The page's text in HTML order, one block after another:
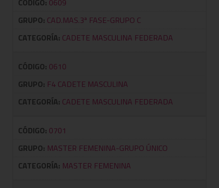
CÓDIGO: 0609
GRUPO: CAD.MAS.3ª FASE-GRUPO C
CATEGORÍA: CADETE MASCULINA FEDERADA
CÓDIGO: 0610
GRUPO: F4 CADETE MASCULINA
CATEGORÍA: CADETE MASCULINA FEDERADA
CÓDIGO: 0701
GRUPO: MASTER FEMENINA-GRUPO ÚNICO
CATEGORÍA: MASTER FEMENINA